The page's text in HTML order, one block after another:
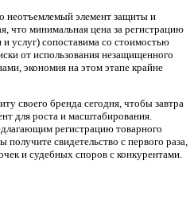
неотъемлемый элемент защиты и
что минимальная цена за регистрацию
услуг) сопоставима со стоимостью
от использования незащищенного
экономия на этом этапе крайне
своего бренда сегодня, чтобы завтра
для роста и масштабирования.
регистрацию товарного
свидетельство с первого раза,
и судебных споров с конкурентами.